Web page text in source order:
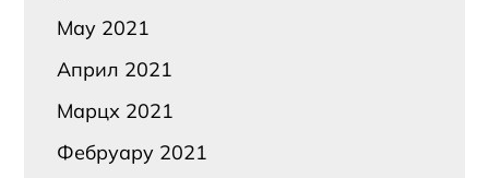
Маy 2021
Април 2021
Марцх 2021
Фебруарy 2021